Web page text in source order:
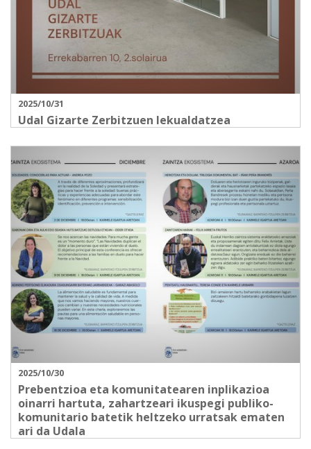
2025/10/31
Udal Gizarte Zerbitzuen lekualdatzea
2025/10/30
Prebentzioa eta komunitatearen inplikazioa
oinarri hartuta, zahartzeari ikuspegi publiko-
komunitario batetik heltzeko urratsak ematen
ari da Udala